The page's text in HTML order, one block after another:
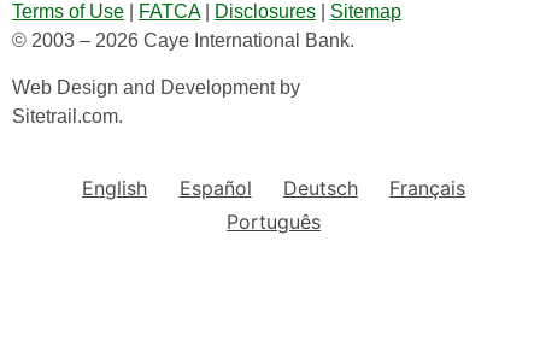
Terms of Use FATCA| Disclosures
Sitemap
© 2003 – 2026 Caye International Bank.
Web Design and Development by
Sitetrail.com.
English Español Deutsch
Français
Português